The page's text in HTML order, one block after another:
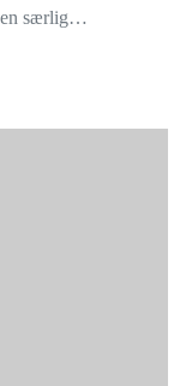
en særlig…